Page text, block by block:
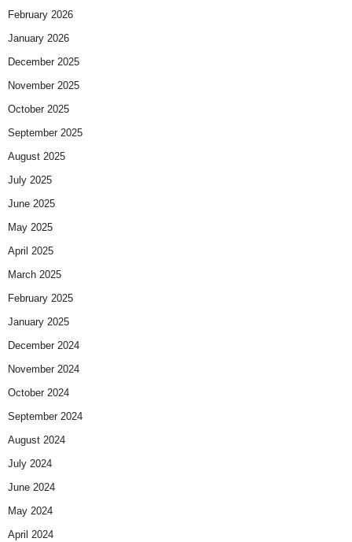
February 2026
January 2026
December 2025
November 2025
October 2025
September 2025
August 2025
July 2025
June 2025
May 2025
April 2025
March 2025
February 2025
January 2025
December 2024
November 2024
October 2024
September 2024
August 2024
July 2024
June 2024
May 2024
April 2024